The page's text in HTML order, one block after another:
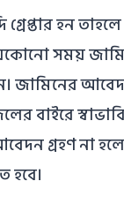
গ্রেপ্তার হন
সময়
জামিনের
বাইরে
গ্রহণ না হলে
হবে।